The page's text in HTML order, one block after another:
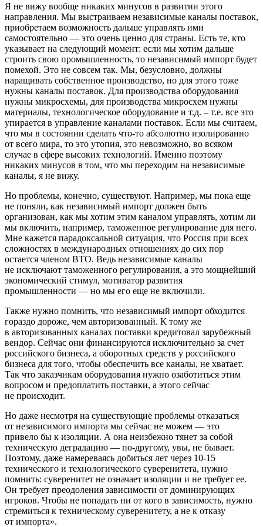
Я не вижу вообще никаких минусов в развитии этого
направления. Мы выстраиваем независимые каналы поставок,
приобретаем возможность дальше управлять ими
самостоятельно — это очень ценно для страны. Есть те, кто
указывает на следующий момент: если мы хотим дальше
строить свою промышленность, то независимый импорт будет
помехой. Это не совсем так. Мы, безусловно, должны
наращивать собственное производство, но для этого тоже
нужны каналы поставок. Для производства оборудования
нужны микросхемы, для производства микросхем нужны
материалы, технологическое оборудование и т.д. – т.е. все это
упирается в управление каналами поставок. Если мы считаем,
что мы в состоянии сделать что-то абсолютно изолированно
от всего мира, то это утопия, это невозможно, во всяком
случае в сфере высоких технологий. Именно поэтому
никаких минусов в том, что мы переходим на независимые
каналы, я не вижу.
Но проблемы, конечно, существуют. Например, мы пока еще
не поняли, как независимый импорт должен быть
организован, как мы хотим этим каналом управлять, хотим ли
мы включить, например, таможенное регулирование для него.
Мне кажется парадоксальной ситуация, что Россия при всех
сложностях в международных отношениях до сих пор
остается членом ВТО. Ведь независимые каналы
не исключают таможенного регулирования, а это мощнейший
экономический стимул, мотиватор развития
промышленности — но мы его еще не включили.
Также нужно помнить, что независимый импорт обходится
гораздо дороже, чем авторизованный. К тому же
в авторизованных каналах поставки кредитовал зарубежный
вендор. Сейчас они финансируются исключительно за счет
российского бизнеса, а оборотных средств у российского
бизнеса для того, чтобы обеспечить все каналы, не хватает.
Так что заказчикам оборудования нужно озаботиться этим
вопросом и предоплатить поставки, а этого сейчас
не происходит.
Но даже несмотря на существующие проблемы отказаться
от независимого импорта мы сейчас не можем — это
привело бы к изоляции. А она неизбежно тянет за собой
техническую деградацию — по-другому, увы, не бывает.
Поэтому, даже намереваясь добиться лет через 10-15
технического и технологического суверенитета, нужно
помнить: суверенитет не означает изоляции и не требует ее.
Он требует преодоления зависимости от доминирующих
игроков. Чтобы не попадать ни от кого в зависимость, нужно
стремиться к техническому суверенитету, а не к отказу
от импорта».